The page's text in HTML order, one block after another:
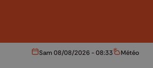
Aujourd'hui
Sam 08/08/2026 - 08:33 Météo
Météo